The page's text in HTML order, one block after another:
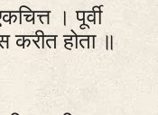
। पूर्वी
करीत होता ॥